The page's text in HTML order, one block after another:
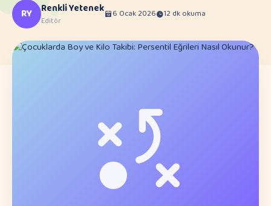
RY Renkli Yetenek
Editör
6 Ocak 2026 12 dk okuma